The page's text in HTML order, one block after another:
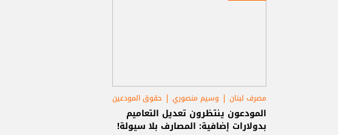
مصرف لبنان وسيم منصوري حقوق المودعين
المودعون ينتظرون تعديل التعاميم
بدولارات إضافية: المصارف بلا سيولة!